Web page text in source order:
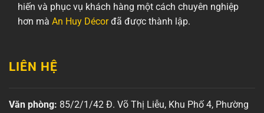
hiến và phục vụ khách hàng một cách chuyên nghiệp
hơn mà An Huy Décorđã được thành lập.
LIÊN HỆ
Văn phòng: 85/2/1/42 Đ. Võ Thị Liễu, Khu Phố 4, Phường